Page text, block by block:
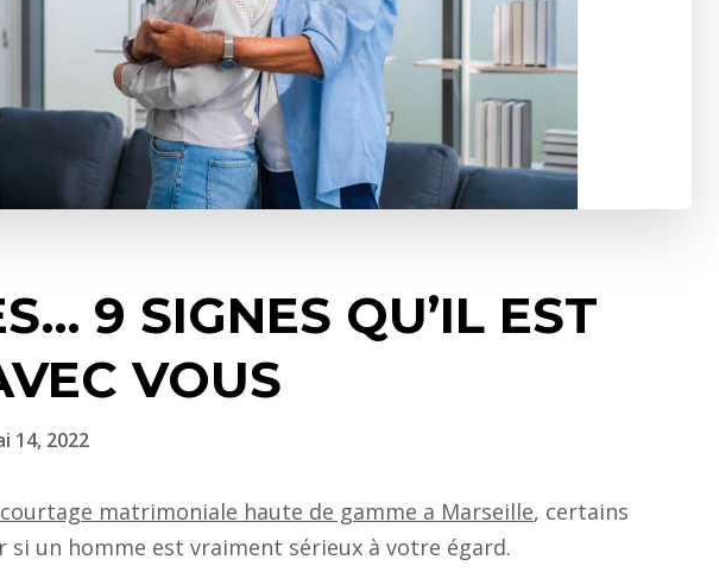
9 SIGNES QU’IL EST
VOUS
14, 2022
matrimoniale haute de gamme a Marseille, certains
si un homme est vraiment sérieux à votre égard.